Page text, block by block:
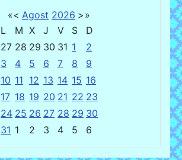
«< Agost 2026 > »
L
M X J V S
D
27 28 29 30 31 1
2
3
4 5 6 7 8
9
10 11 12 13 14 15 16
17 18 19 20 21 22 23
24 25 26 27 28 29 30
31 1 2 3 4 5 6